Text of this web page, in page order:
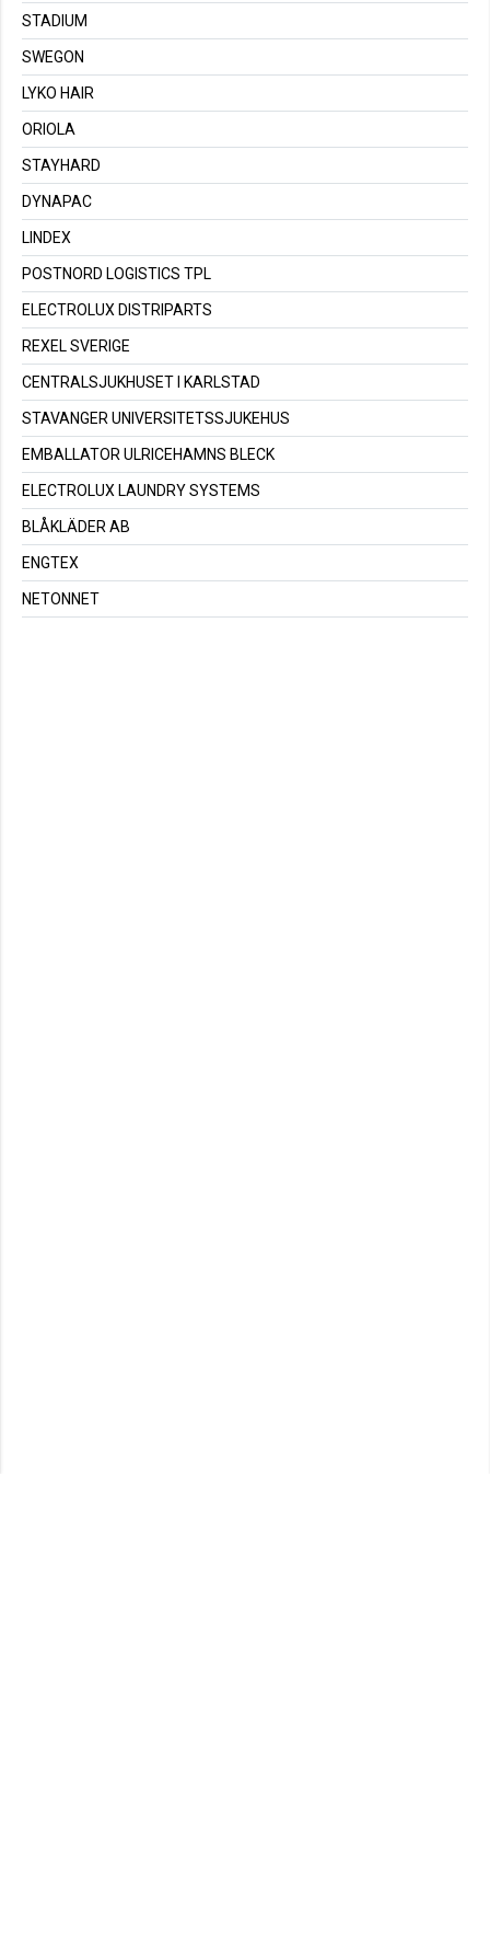
STADIUM
SWEGON
LYKO HAIR
ORIOLA
STAYHARD
DYNAPAC
LINDEX
POSTNORD LOGISTICS TPL
ELECTROLUX DISTRIPARTS
REXEL SVERIGE
CENTRALSJUKHUSET I KARLSTAD
STAVANGER UNIVERSITETSSJUKEHUS
EMBALLATOR ULRICEHAMNS BLECK
ELECTROLUX LAUNDRY SYSTEMS
BLÅKLÄDER AB
ENGTEX
NETONNET